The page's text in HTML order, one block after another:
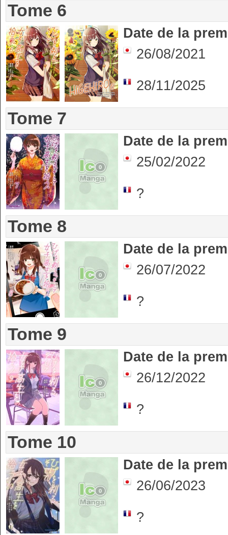
Tome 6
Date de la
26/08/2021
28/11/2025
Tome 7
Date de la
25/02/2022
?
Tome 8
Date de la
26/07/2022
?
Tome 9
Date de la
26/12/2022
?
Tome 10
Date de la
26/06/2023
?